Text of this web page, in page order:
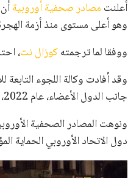
أعلنت مصادر صحفية أوروبية
وهو أعلى مستوى منذ أزمة الهجرة
ووفقا لما ترجمتهكوزال نت،
جانب الدول الأعضاء، عام 2022، وبزيادة قدرها 50% مقارنة بالعام السابق.
دول الاتحاد الأوروبي الحماية